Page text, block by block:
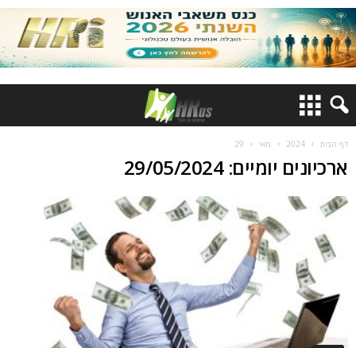
דף הבית 2024 מאי 29
ארכיונים יומיים: 29/05/2024